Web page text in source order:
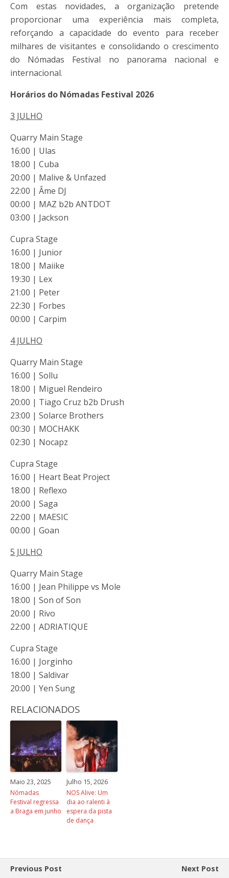
Com estas novidades, a organização pretende
proporcionar uma experiência mais completa,
reforçando a capacidade do evento para receber
milhares de visitantes e consolidando o crescimento
do Nómadas Festival no panorama nacional e
internacional.
Horários do Nómadas Festival 2026
3 JULHO
Quarry Main Stage
16:00 | Ulas
18:00 | Cuba
20:00 | Malive & Unfazed
22:00 | Âme DJ
00:00 | MAZ b2b ANTDOT
03:00 | Jackson
Cupra Stage
16:00 | Junior
18:00 | Maiike
19:30 | Lex
21:00 | Peter
22:30 | Forbes
00:00 | Carpim
4 JULHO
Quarry Main Stage
16:00 | Sollu
18:00 | Miguel Rendeiro
20:00 | Tiago Cruz b2b Drush
23:00 | Solarce Brothers
00:30 | MOCHAKK
02:30 | Nocapz
Cupra Stage
16:00 | Heart Beat Project
18:00 | Reflexo
20:00 | Saga
22:00 | MAESIC
00:00 | Goan
5 JULHO
Quarry Main Stage
16:00 | Jean Philippe vs Mole
18:00 | Son of Son
20:00 | Rivo
22:00 | ADRIATIQUE
Cupra Stage
16:00 | Jorginho
18:00 | Saldivar
20:00 | Yen Sung
RELACIONADOS
Maio 23, 2025
Nómadas
Festival regressa
a Braga em junho
Julho 15, 2026
NOS Alive: Um
dia ao ralenti à
espera da pista
de dança
Previous Post
Next Post